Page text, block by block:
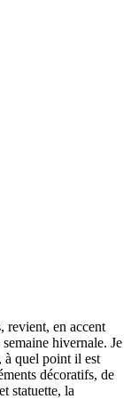
revient, en accent
hivernale. Je
à quel point il est
décoratifs, de
statuette, la